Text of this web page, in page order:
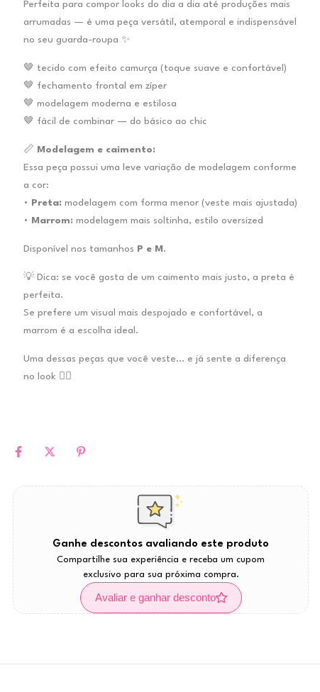
Perfeita para compor looks do dia a dia até produções mais
arrumadas — é uma peça versátil, atemporal e indispensável
no seu guarda-roupa ✨
🤎 tecido com efeito camurça (toque suave e confortável)
🤎 fechamento frontal em zíper
🤎 modelagem moderna e estilosa
🤎 fácil de combinar — do básico ao chic
📏 Modelagem e caimento:
Essa peça possui uma leve variação de modelagem conforme
a cor:
• Preta: modelagem com forma menor (veste mais ajustada)
• Marrom: modelagem mais soltinha, estilo oversized
Disponível nos tamanhos P e M.
💡 Dica: se você gosta de um caimento mais justo, a preta é
perfeita.
Se prefere um visual mais despojado e confortável, a
marrom é a escolha ideal.
Uma dessas peças que você veste… e já sente a diferença
no look 😮‍🔥
Ganhe descontos avaliando este produto
Compartilhe sua experiência e receba um cupom
exclusivo para sua próxima compra.
Avaliar e ganhar desconto